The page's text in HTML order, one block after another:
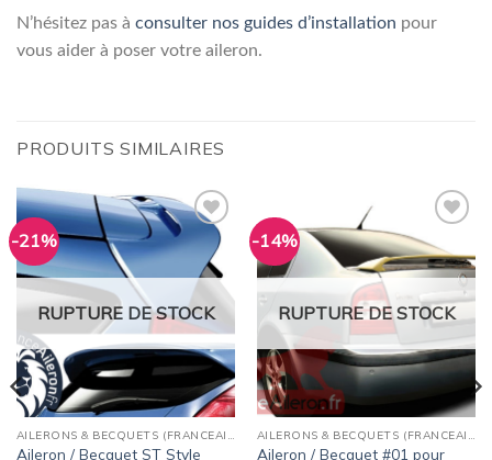
N’hésitez pas à consulter nos guides d’installation pour
vous aider à poser votre aileron.
PRODUITS SIMILAIRES
-21%
Ajouter
à la
wishlist
RUPTURE DE STOCK
Aileron / Becquet ST Style
-14%
Ajouter
à la
wishlist
RUPTURE DE STOCK
Aileron / Becquet #01 pour